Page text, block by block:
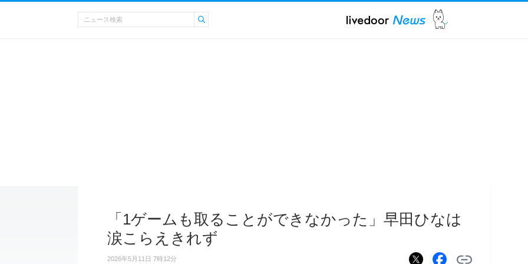
「1ゲームも取ることができなかった」早田ひなは
涙こらえきれず
2026年5月11日 7時12分